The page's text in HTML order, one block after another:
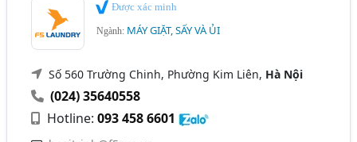
Được xác minh
Ngành: MÁY GIẶT, SẤY VÀ ỦI
Số 560 Trường Chinh, Phường Kim Liên, Hà Nội
(024) 35640558
Hotline:093 458 6601